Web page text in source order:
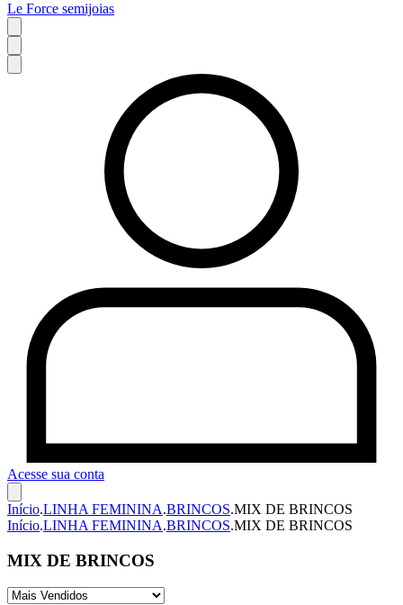
Le Force semijoias
Acesse sua conta
Início.LINHA FEMININA.BRINCOS.MIX DE BRINCOS
Início.LINHA FEMININA.BRINCOS.MIX DE BRINCOS
MIX DE BRINCOS